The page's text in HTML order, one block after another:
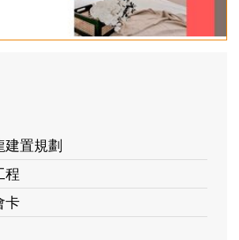
建置規劃
程
卡